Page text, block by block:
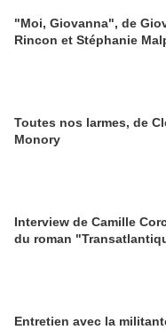
"Moi, Giovanna", de
Rincon et Stéphanie
Toutes nos larmes, de
Monory
Interview de Camille
du roman
Entretien avec la